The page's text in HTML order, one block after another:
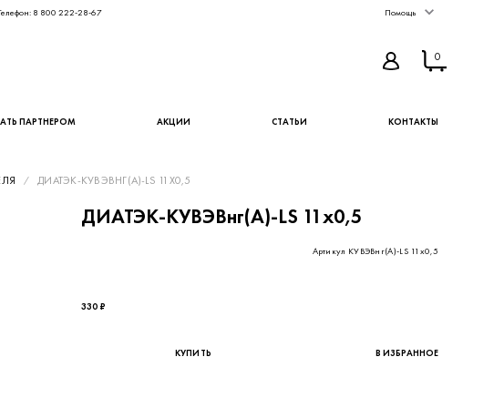
8 800 222-28-67 Помощь
0
ПАРТНЕРОМ АКЦИИ СТАТЬИ КОНТАКТЫ
ДИАТЭК-КУВЭВНГ(А)-LS 11Х0,5
ДИАТЭК-КУВЭВнг(А)-LS 11х0,5
Артикул КУВЭВнг(А)-LS 11х0,5
270,49 ₽ - цена без НДС